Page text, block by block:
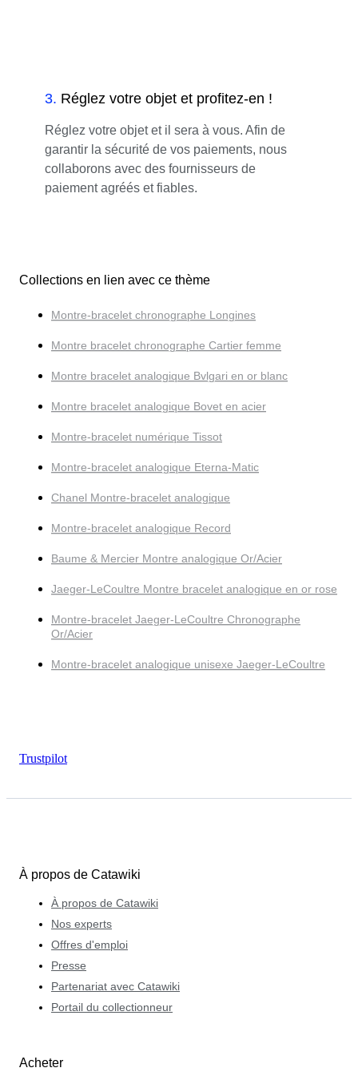
3. Réglez votre objet et profitez-en !
Réglez votre objet et il sera à vous. Afin de
garantir la sécurité de vos paiements, nous
collaborons avec des fournisseurs de
paiement agréés et fiables.
Collections en lien avec ce thème
Montre-bracelet chronographe Longines
Montre bracelet chronographe Cartier femme
Montre bracelet analogique Bvlgari en or blanc
Montre bracelet analogique Bovet en acier
Montre-bracelet numérique Tissot
Montre-bracelet analogique Eterna-Matic
Chanel Montre-bracelet analogique
Montre-bracelet analogique Record
Baume & Mercier Montre analogique Or/Acier
Jaeger-LeCoultre Montre bracelet analogique en or rose
Montre-bracelet Jaeger-LeCoultre Chronographe
Or/Acier
Montre-bracelet analogique unisexe Jaeger-LeCoultre
Trustpilot
À propos de Catawiki
À propos de Catawiki
Nos experts
Offres d'emploi
Presse
Partenariat avec Catawiki
Portail du collectionneur
Acheter